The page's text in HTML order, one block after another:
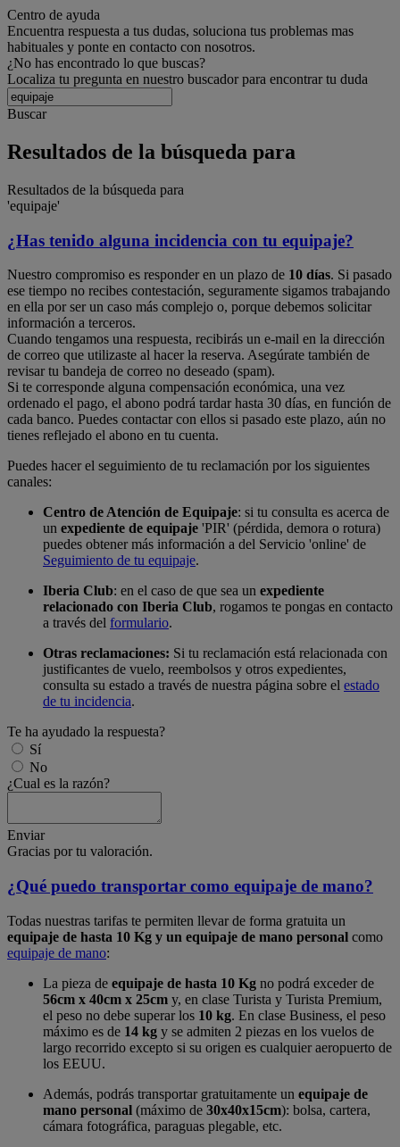
Centro de ayuda
Encuentra respuesta a tus dudas, soluciona tus problemas mas
habituales y ponte en contacto con nosotros.
¿No has encontrado lo que buscas?
Localiza tu pregunta en nuestro buscador para encontrar tu duda
Buscar
Resultados de la búsqueda para
Resultados de la búsqueda para
'equipaje'
¿Has tenido alguna incidencia con tu equipaje?
Nuestro compromiso es responder en un plazo de 10 días. Si pasado
ese tiempo no recibes contestación, seguramente sigamos trabajando
en ella por ser un caso más complejo o, porque debemos solicitar
información a terceros.
Cuando tengamos una respuesta, recibirás un e-mail en la dirección
de correo que utilizaste al hacer la reserva. Asegúrate también de
revisar tu bandeja de correo no deseado (spam).
Si te corresponde alguna compensación económica, una vez
ordenado el pago, el abono podrá tardar hasta 30 días, en función de
cada banco. Puedes contactar con ellos si pasado este plazo, aún no
tienes reflejado el abono en tu cuenta.
Puedes hacer el seguimiento de tu reclamación por los siguientes
canales:
Centro de Atención de Equipaje: si tu consulta es acerca de
un expediente de equipaje 'PIR' (pérdida, demora o rotura)
puedes obtener más información a del Servicio 'online' de
Seguimiento de tu equipaje.
Iberia Club: en el caso de que sea un expediente
relacionado con Iberia Club, rogamos te pongas en contacto
a través del formulario.
Otras reclamaciones: Si tu reclamación está relacionada con
justificantes de vuelo, reembolsos y otros expedientes,
consulta su estado a través de nuestra página sobre el estado
de tu incidencia.
Te ha ayudado la respuesta?
Sí
No
¿Cual es la razón?
Enviar
Gracias por tu valoración.
¿Qué puedo transportar como equipaje de mano?
Todas nuestras tarifas te permiten llevar de forma gratuita un
equipaje de hasta 10 Kg y un equipaje de mano personal como
equipaje de mano:
La pieza de equipaje de hasta 10 Kg no podrá exceder de
56cm x 40cm x 25cm y, en clase Turista y Turista Premium,
el peso no debe superar los 10 kg. En clase Business, el peso
máximo es de 14 kg y se admiten 2 piezas en los vuelos de
largo recorrido excepto si su origen es cualquier aeropuerto de
los EEUU.
Además, podrás transportar gratuitamente un equipaje de
mano personal (máximo de 30x40x15cm): bolsa, cartera,
cámara fotográfica, paraguas plegable, etc.